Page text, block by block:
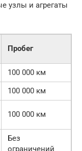
узлы и агрегаты
Пробег
100 000 км
100 000 км
100 000 км
Без
ограничений